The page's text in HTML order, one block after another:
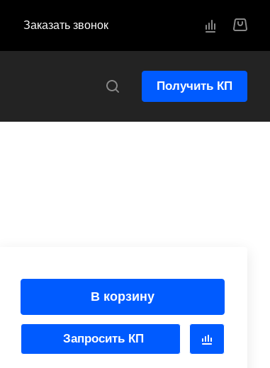
Заказать звонок
Получить КП
В корзину
Запросить КП